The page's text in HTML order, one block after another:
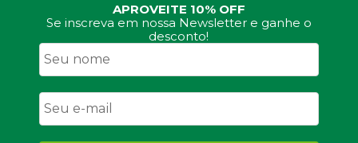
APROVEITE 10% OFF
Se inscreva em nossa Newsletter e ganhe o
desconto!